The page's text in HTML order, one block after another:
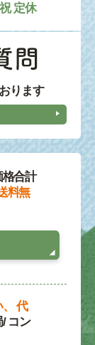
定休
ります
格合計
料無
代
コン